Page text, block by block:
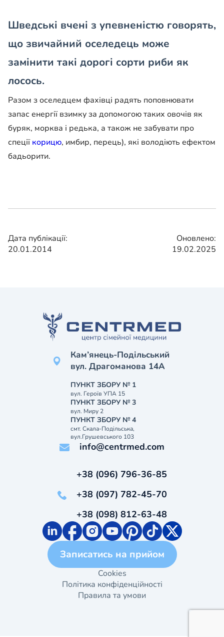
Шведські вчені з упевненістю говорять,
що звичайний оселедець може
замінити такі дорогі сорти риби як
лосось.
Разом з оселедцем фахівці радять поповнювати
запас енергії взимку за допомогою таких овочів як
буряк, морква і редька, а також не забувати про
спеціїкорицю, имбир, перець), які володіють ефектом
бадьорити.
Дата публікації:
20.01.2014
Оновлено:
19.02.2025
Кам’янець-Подільський
вул. Драгоманова 14А
ПУНКТ ЗБОРУ № 1
вул. Героїв УПА 15
ПУНКТ ЗБОРУ № 3
вул. Миру 2
ПУНКТ ЗБОРУ № 4
смт. Скала-Подільська,
вул.Грушевського 103
info@centrmed.com
+38 (096) 796-36-85
+38 (097) 782-45-70
+38 (098) 812-63-48
Записатись на прийом
Cookies
Політика конфіденційності
Правила та умови